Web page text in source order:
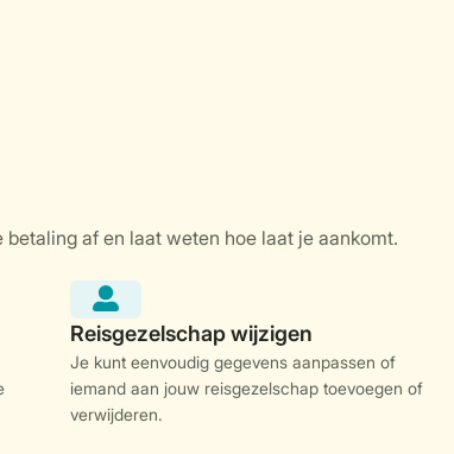
Je kunt eenvoudig gegevens aanpassen of
iemand aan jouw reisgezelschap toevoegen of
verwijderen.